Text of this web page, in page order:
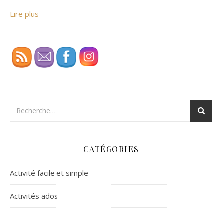
Lire plus
CATÉGORIES
Activité facile et simple
Activités ados